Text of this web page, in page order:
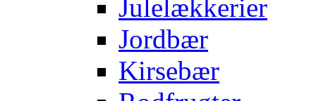
Julelækkerier
Jordbær
Kirsebær